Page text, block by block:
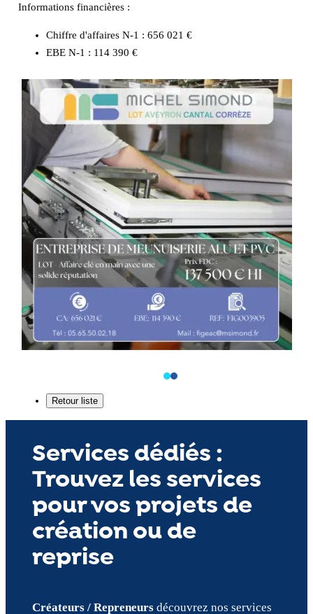
Informations financières :
Chiffre d'affaires N-1 : 656 021 €
EBE N-1 : 114 390 €
Services dédiés :
Trouvez les services
pour vos projets de
création ou de
reprise
Créateurs / Repreneursdécouvrez nos services